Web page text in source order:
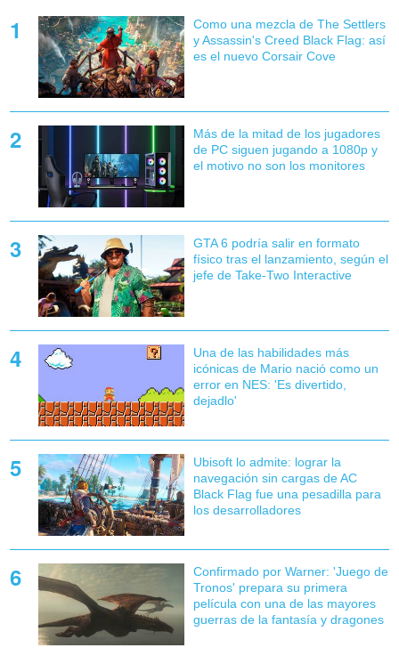
Como una mezcla de The Settlers
y Assassin's Creed Black Flag: así
es el nuevo Corsair Cove
Más de la mitad de los jugadores
de PC siguen jugando a 1080p y
el motivo no son los monitores
GTA 6 podría salir en formato
físico tras el lanzamiento, según el
jefe de Take-Two Interactive
Una de las habilidades más
icónicas de Mario nació como un
error en NES: 'Es divertido,
dejadlo'
Ubisoft lo admite: lograr la
navegación sin cargas de AC
Black Flag fue una pesadilla para
los desarrolladores
Confirmado por Warner: 'Juego de
Tronos' prepara su primera
película con una de las mayores
guerras de la fantasía y dragones